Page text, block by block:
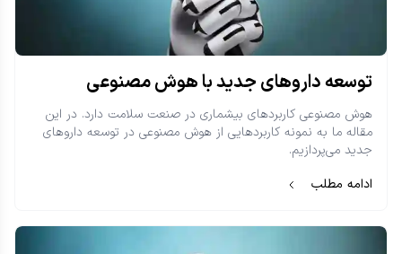
توسعه داروهای جدید با هوش مصنوعی
هوش مصنوعی کاربرد‌های بیشماری در صنعت سلامت دارد. در این
مقاله ما به نمونه کاربردهایی از هوش مصنوعی در توسعه داروهای
جدید می‌پردازیم.
ادامه مطلب